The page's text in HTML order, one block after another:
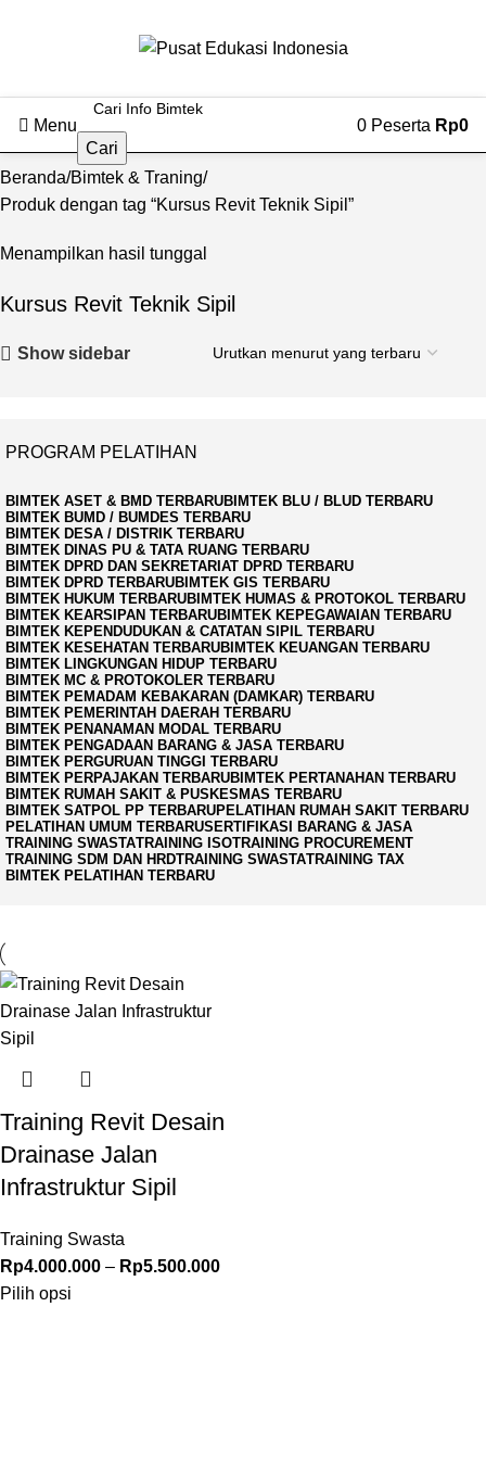
Menu
Cari
0 Peserta Rp0
Beranda Bimtek & Traning
Produk dengan tag “Kursus Revit Teknik Sipil”
Menampilkan hasil tunggal
Kursus Revit Teknik Sipil
Show sidebar
PROGRAM PELATIHAN
BIMTEK ASET & BMD TERBARUBIMTEK BLU / BLUD TERBARU
BIMTEK BUMD / BUMDES TERBARU
BIMTEK DESA / DISTRIK TERBARU
BIMTEK DINAS PU & TATA RUANG TERBARU
BIMTEK DPRD DAN SEKRETARIAT DPRD TERBARU
BIMTEK DPRD TERBARUBIMTEK GIS TERBARU
BIMTEK HUKUM TERBARUBIMTEK HUMAS & PROTOKOL TERBARU
BIMTEK KEARSIPAN TERBARUBIMTEK KEPEGAWAIAN TERBARU
BIMTEK KEPENDUDUKAN & CATATAN SIPIL TERBARU
BIMTEK KESEHATAN TERBARUBIMTEK KEUANGAN TERBARU
BIMTEK LINGKUNGAN HIDUP TERBARU
BIMTEK MC & PROTOKOLER TERBARU
BIMTEK PEMADAM KEBAKARAN (DAMKAR) TERBARU
BIMTEK PEMERINTAH DAERAH TERBARU
BIMTEK PENANAMAN MODAL TERBARU
BIMTEK PENGADAAN BARANG & JASA TERBARU
BIMTEK PERGURUAN TINGGI TERBARU
BIMTEK PERPAJAKAN TERBARUBIMTEK PERTANAHAN TERBARU
BIMTEK RUMAH SAKIT & PUSKESMAS TERBARU
BIMTEK SATPOL PP TERBARUPELATIHAN RUMAH SAKIT TERBARU
PELATIHAN UMUM TERBARUSERTIFIKASI BARANG & JASA
TRAINING SWASTATRAINING ISOTRAINING PROCUREMENT
TRAINING SDM DAN HRDTRAINING SWASTATRAINING TAX
BIMTEK PELATIHAN TERBARU
Training Revit Desain
Drainase Jalan
Infrastruktur Sipil
Training Swasta
Rp4.000.000 – Rp5.500.000
Pilih opsi